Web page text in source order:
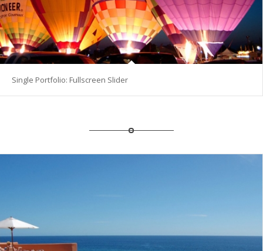
Single Portfolio: Fullscreen Slider